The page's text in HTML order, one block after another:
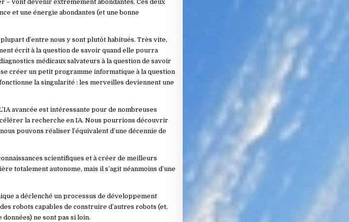
– vont devenir extrêmement abondantes. Ces deux
et une énergie abondantes (et une bonne
d’entre nous y sont plutôt habitués. Très vite,
écrit à la question de savoir quand elle pourra
médicaux salvateurs à la question de savoir
créer un petit programme informatique à la question
la singularité : les merveilles deviennent une
avancée est intéressante pour de nombreuses
la recherche en IA. Nous pourrions découvrir
pouvons réaliser l’équivalent d’une décennie de
scientifiques et à créer de meilleurs
totalement autonome, mais il s’agit néanmoins d’une
a déclenché un processus de développement
robots capables de construire d’autres robots (et,
ne sont pas si loin.